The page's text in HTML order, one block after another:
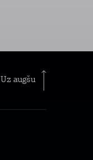
Uz augšu